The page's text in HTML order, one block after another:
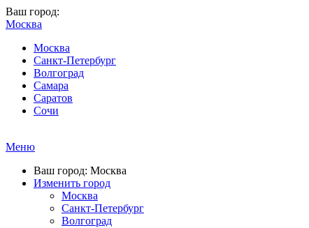
Ваш город:
Москва
Москва
Санкт-Петербург
Волгоград
Самара
Саратов
Сочи
Меню
Ваш город: Москва
Изменить город
Москва
Санкт-Петербург
Волгоград